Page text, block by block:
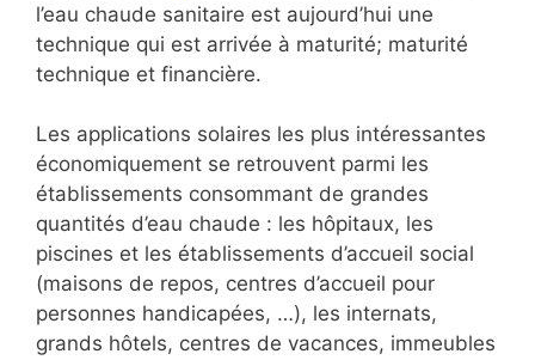
l’eau chaude sanitaire est aujourd’hui une
technique qui est arrivée à maturité; maturité
technique et financière.
Les applications solaires les plus intéressantes
économiquement se retrouvent parmi les
établissements consommant de grandes
quantités d’eau chaude : les hôpitaux, les
piscines et les établissements d’accueil social
(maisons de repos, centres d’accueil pour
personnes handicapées, …), les internats,
grands hôtels, centres de vacances, immeubles